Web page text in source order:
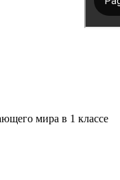
мира в 1 классе